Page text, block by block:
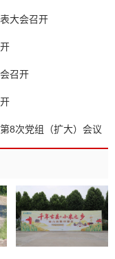
大会召开
召开
8次党组（扩大）会议